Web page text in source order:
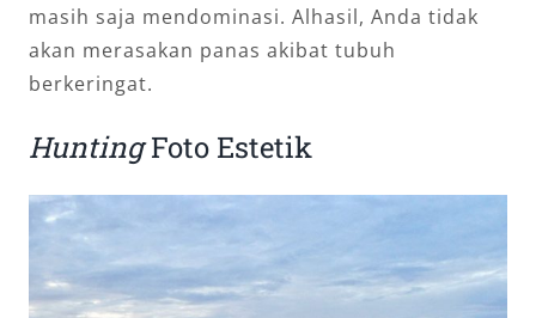
masih saja mendominasi. Alhasil, Anda tidak
akan merasakan panas akibat tubuh
berkeringat.
HuntingFoto Estetik